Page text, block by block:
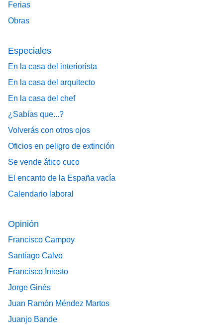
Ferias
Obras
Especiales
En la casa del interiorista
En la casa del arquitecto
En la casa del chef
¿Sabías que...?
Volverás con otros ojos
Oficios en peligro de extinción
Se vende ático cuco
El encanto de la España vacía
Calendario laboral
Opinión
Francisco Campoy
Santiago Calvo
Francisco Iniesto
Jorge Ginés
Juan Ramón Méndez Martos
Juanjo Bande